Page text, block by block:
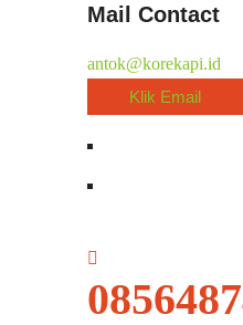
Mail Contact
antok@korekapi.id
Klik Email